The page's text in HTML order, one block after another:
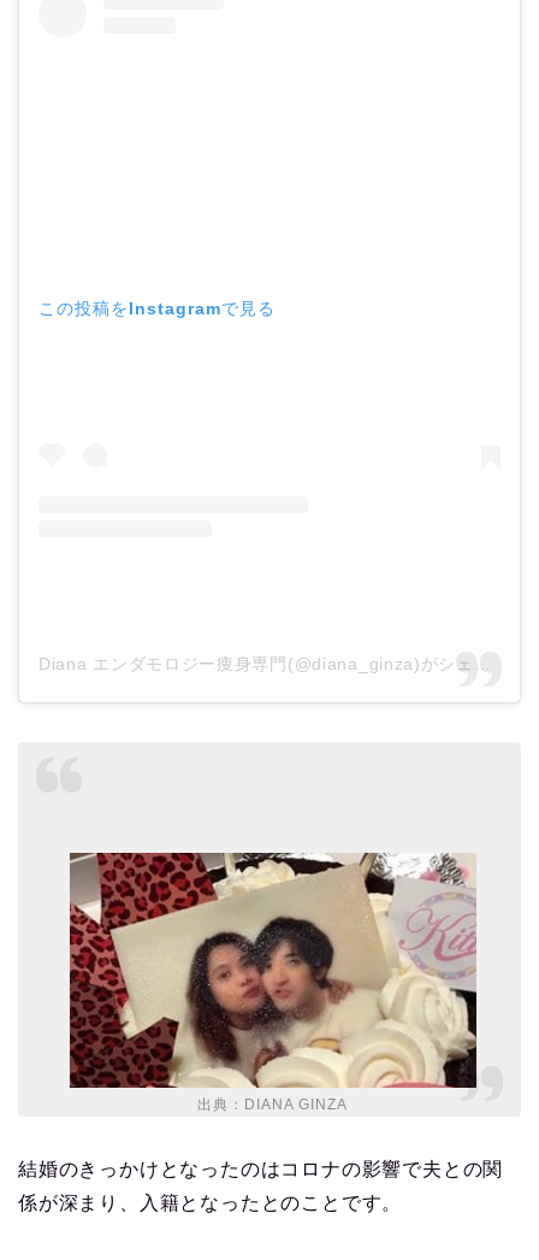
この投稿をInstagramで見る
Diana エンダモロジー痩身専門(@diana_ginza)がシェアした投稿
出典：DIANA GINZA
結婚のきっかけとなったのはコロナの影響で夫との関
係が深まり、入籍となったとのことです。